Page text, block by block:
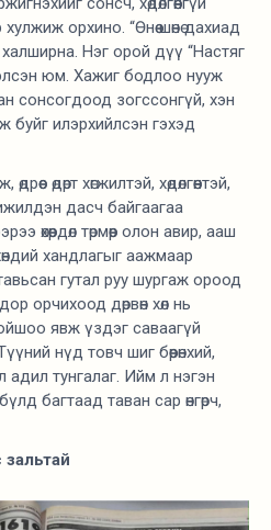
орхино. “Өнөө шөнө дахиад
Нэг орой дүү “Настяг
юм. Хажиг бодлоо нууж
сонсогдоод зогссонгүй, хэн
буйг илэрхийлсэн гэхэд
өдөрт хөгжилтэй, хөдөлгөөнтэй,
дасч байгаагаа
өхөөрдөл төрмөөр олон авир, ааш
хандлагыг аажмаар
гутал руу шургаж ороод
орчихоод дөрвөн хөл нь
явж үздэг саваагүй
нүд товч шиг бөөрөнхий,
адил тунгалаг. Ийм л нэгэн
багтаад таван сар өнгөрч,
зальтай